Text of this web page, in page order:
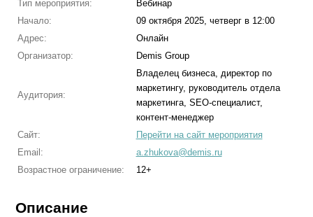
Тип мероприятия:
Вебинар
Начало:
09 октября 2025, четверг в 12:00
Адрес:
Онлайн
Организатор:
Demis Group
Аудитория:
Владелец бизнеса, директор по
маркетингу, руководитель отдела
маркетинга, SEO-специалист,
контент-менеджер
Сайт:
Перейти на сайт мероприятия
Email:
a.zhukova@demis.ru
Возрастное ограничение:
12+
Описание